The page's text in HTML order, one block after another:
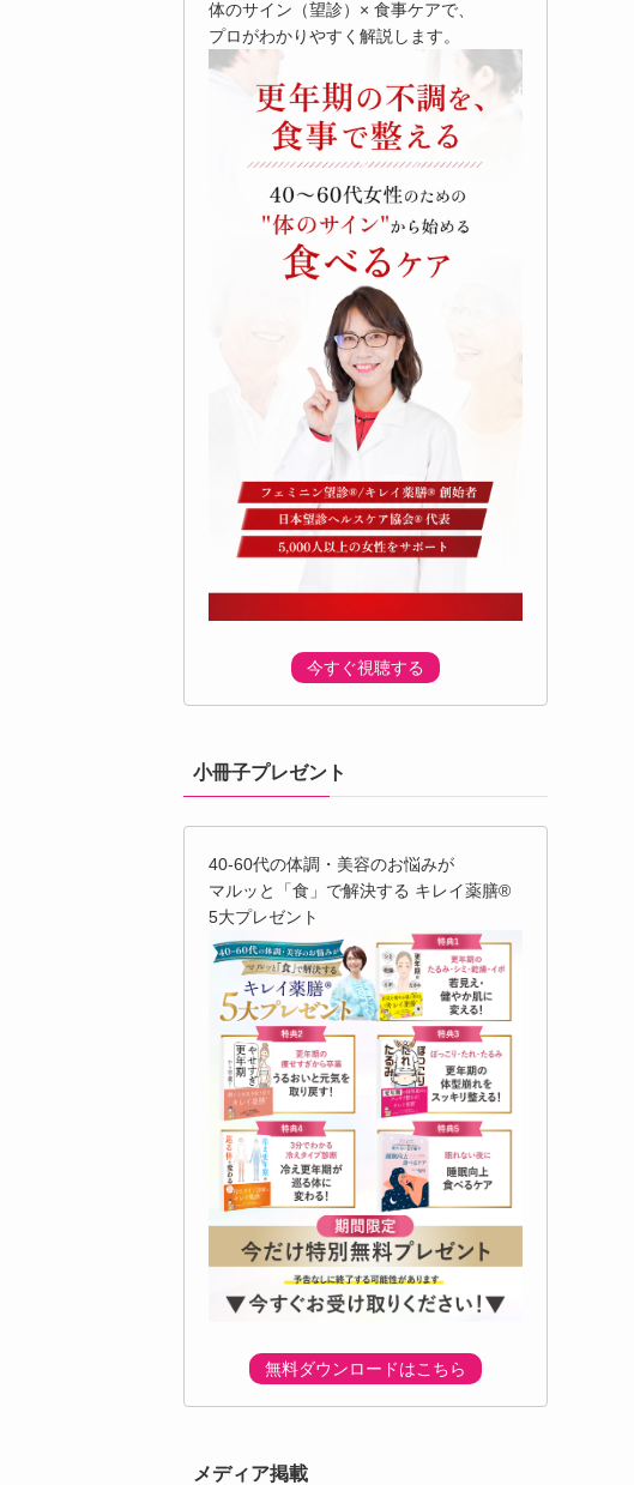
体のサイン（望診）× 食事ケアで、
プロがわかりやすく解説します。
今すぐ視聴する
小冊子プレゼント
40-60代の体調・美容のお悩みが
マルッと「食」で解決する キレイ薬膳®︎
5大プレゼント
無料ダウンロードはこちら
メディア掲載